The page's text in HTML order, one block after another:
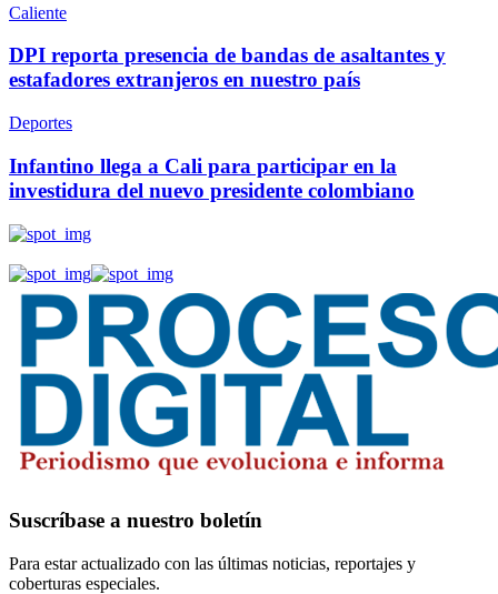
Caliente
DPI reporta presencia de bandas de asaltantes y
estafadores extranjeros en nuestro país
Deportes
Infantino llega a Cali para participar en la
investidura del nuevo presidente colombiano
Suscríbase a nuestro boletín
Para estar actualizado con las últimas noticias, reportajes y
coberturas especiales.